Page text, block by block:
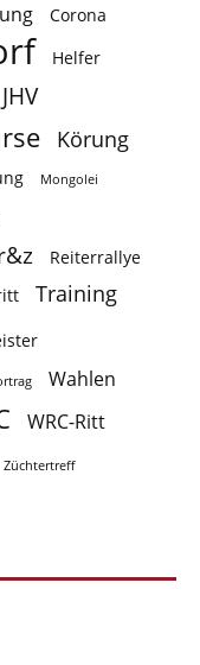
Corona
Helfer
JHV
Körung
Mongolei
Reiterrallye
Training
Wahlen
WRC-Ritt
Züchtertreff